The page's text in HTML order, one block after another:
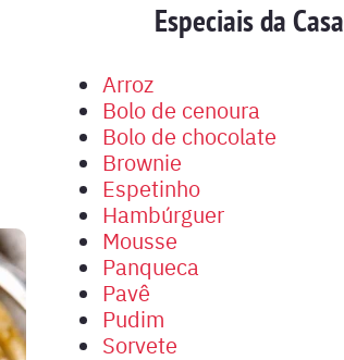
Especiais da Casa
Arroz
Bolo de cenoura
Bolo de chocolate
Brownie
Espetinho
Hambúrguer
Mousse
Panqueca
Pavê
Pudim
Sorvete